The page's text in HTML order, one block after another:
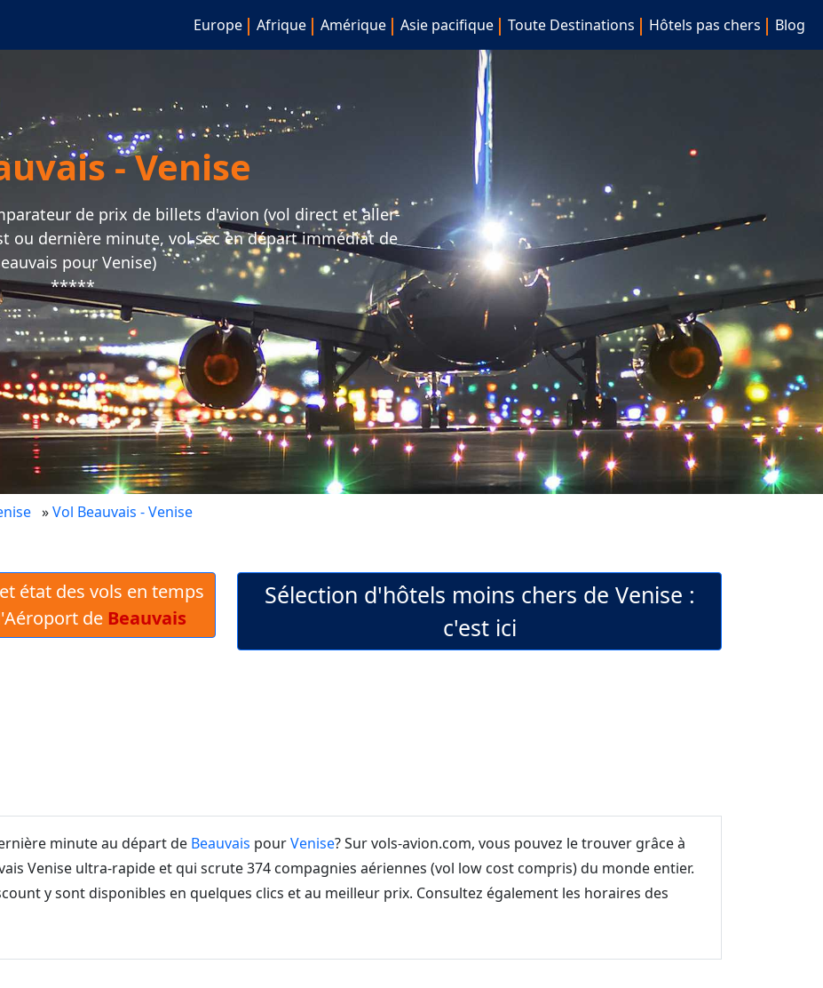
Europe Afrique Amérique Asie pacifique Toute Destinations Hôtels pas chers Blog
- Venise
de prix de billets d'avion (vol direct et aller-
ou dernière minute, vol sec en départ immédiat de
pour Venise)
*****
»Vol Beauvais - Venise
état des vols en temps
de Beauvais
Sélection d'hôtels moins chers de Venise :
c'est ici
minute au départ de Beauvais pourVenise? Sur vols-avion.com, vous pouvez le trouver grâce à
Venise ultra-rapide et qui scrute 374 compagnies aériennes (vol low cost compris) du monde entier.
y sont disponibles en quelques clics et au meilleur prix. Consultez également les horaires des